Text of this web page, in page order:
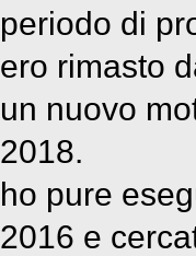
periodo di
ero rimasto
un nuovo
2018.
ho pure
2016 e